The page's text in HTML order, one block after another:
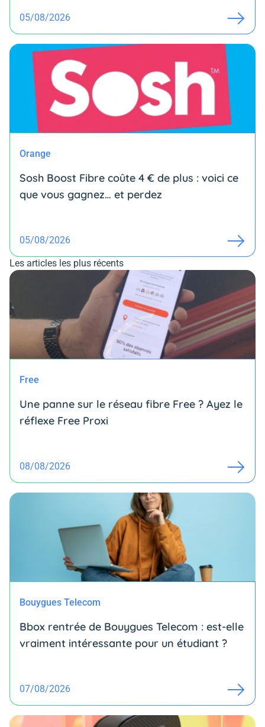
05/08/2026
Orange
Sosh Boost Fibre coûte 4 € de plus : voici ce
que vous gagnez… et perdez
05/08/2026
Les articles les plus récents
Free
Une panne sur le réseau fibre Free ? Ayez le
réflexe Free Proxi
08/08/2026
Bouygues Telecom
Bbox rentrée de Bouygues Telecom : est-elle
vraiment intéressante pour un étudiant ?
07/08/2026